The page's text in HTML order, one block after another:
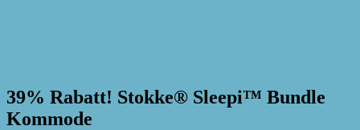
39% Rabatt! Stokke® Sleepi™ Bundle
Kommode